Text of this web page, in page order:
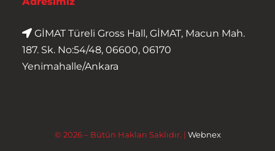
GİMAT Türeli Gross Hall, GİMAT, Macun Mah.
187. Sk. No:54/48, 06600, 06170
Yenimahalle/Ankara
© 2026 – Bütün Hakları Saklıdır. | Webnex